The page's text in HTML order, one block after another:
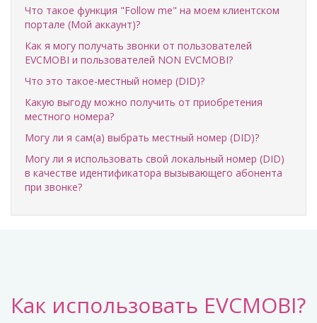
Что такое функция "Follow me" на моем клиентском
портале (Мой аккаунт)?
Как я могу получать звонки от пользователей
EVCMOBI и пользователей NON EVCMOBI?
Что это такое-местный номер (DID)?
Какую выгоду можно получить от приобретения
местного номера?
Могу ли я сам(а) выбрать местный номер (DID)?
Могу ли я использовать свой локальный номер (DID)
в качестве идентификатора вызывающего абонента
при звонке?
Как использовать EVCMOBI?